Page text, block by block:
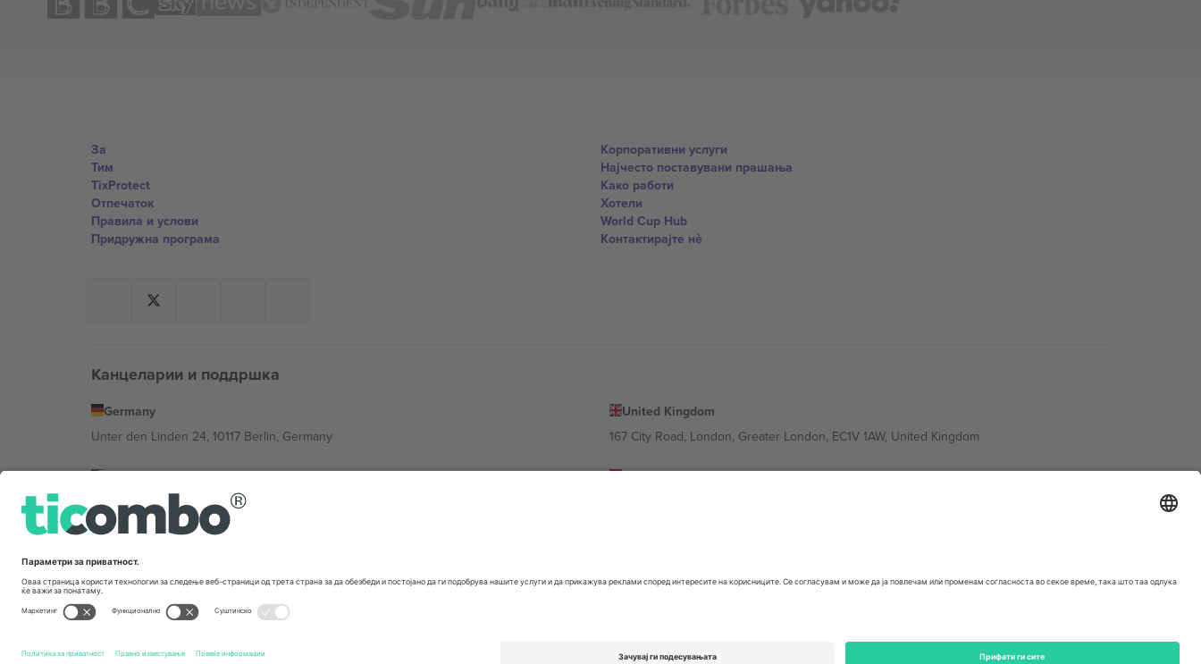
За
Тим
TixProtect
Отпечаток
Правила и услови
Придружна програма
Корпоративни услуги
Најчесто поставувани прашања
Како работи
Хотели
World Cup Hub
Контактирајте нѐ
Канцеларии и поддршка
Germany
Unter den Linden 24, 10117 Berlin, Germany
United Kingdom
167 City Road, London, Greater London, EC1V 1AW, United Kingdom
United States
131 Continental Dr, Suite 305, Newark, Delaware 19713, United States
Switzerland
Regus Sofia City West, bul Totleben 53-55, 1606 Sofia, Bulgaria
Mexico